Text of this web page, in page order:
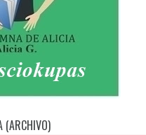
(ARCHIVO)